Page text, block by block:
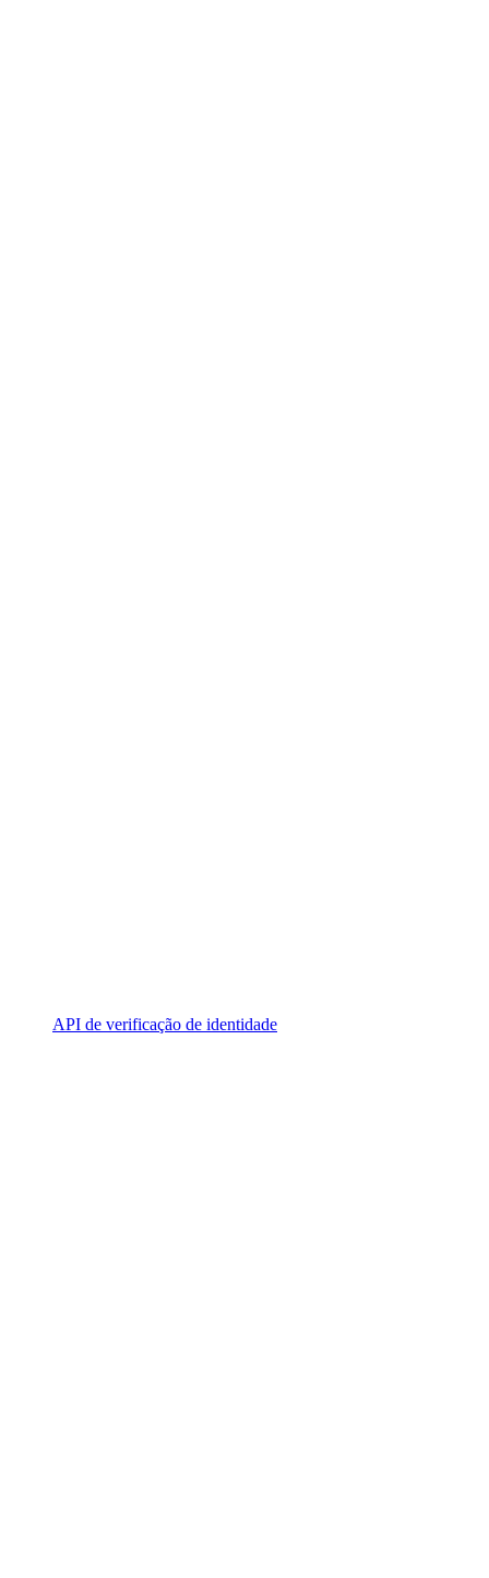
API de verificação de identidade